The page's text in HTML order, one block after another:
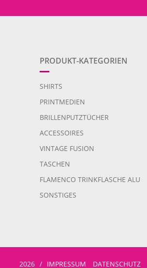
PRODUKT-KATEGORIEN
SHIRTS
PRINTMEDIEN
BRILLENPUTZTÜCHER
ACCESSOIRES
VINTAGE FUSION
TASCHEN
FLAMENCO TRINKFLASCHE ALU
SONSTIGES
2026 / IMPRESSUM DATENSCHUTZ